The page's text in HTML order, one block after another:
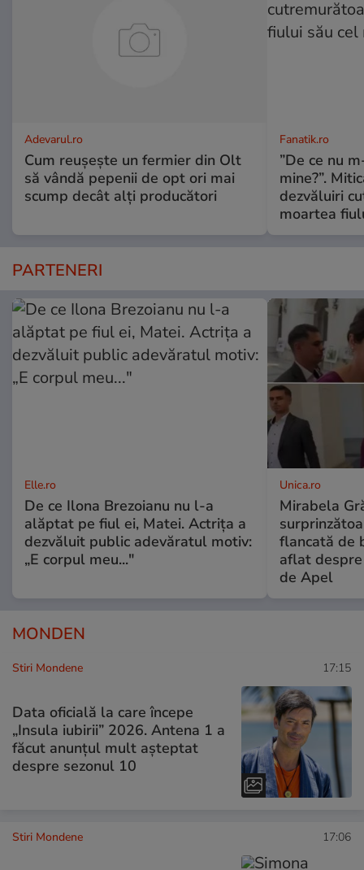
Adevarul.ro
Cum reușește un fermier din Olt
să vândă pepenii de opt ori mai
scump decât alți producători
Fanatik.ro
”De ce nu
mine?”.
dezvăluiri
moartea
PARTENERI
Elle.ro
De ce Ilona Brezoianu nu l-a
alăptat pe fiul ei, Matei. Actrița a
dezvăluit public adevăratul motiv:
„E corpul meu..."
Unica.ro
Mirabela
flancată de
aflat
de Apel
MONDEN
Stiri Mondene 17:15
Data oficială la care începe
„Insula iubirii” 2026. Antena 1 a
făcut anunțul mult așteptat
despre sezonul 10
Stiri Mondene 17:06